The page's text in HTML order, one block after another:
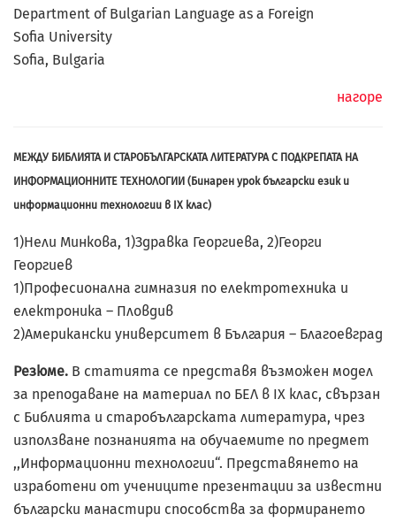
Department of Bulgarian Language as a Foreign
Soﬁa University
Soﬁa, Bulgaria
нагоре
МЕЖДУ БИБЛИЯТА И СТАРОБЪЛГАРСКАТА ЛИТЕРАТУРА С ПОДКРЕПАТА НА
ИНФОРМАЦИОННИТЕ ТЕХНОЛОГИИ (Бинарен урок български език и
информационни технологии в IX клас)
1)Нели Минкова, 1)Здравка Георгиева, 2)Георги
Георгиев
1)Професионална гимназия по електротехника и
електроника – Пловдив
2)Американски университет в България – Благоевград
Резюме. В статията се представя възможен модел
за преподаване на материал по БЕЛ в IX клас, свързан
с Библията и старобългарската литература, чрез
използване познанията на обучаемите по предмет
,,Информационни технологии“. Представянето на
изработени от учениците презентации за известни
български манастири способства за формирането